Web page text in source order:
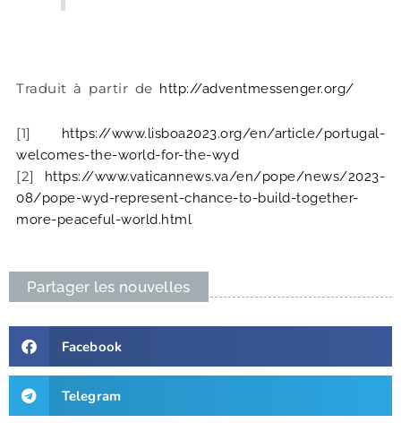
Traduit à partir de http://adventmessenger.org/
[1]
https://www.lisboa2023.org/en/article/portugal-
welcomes-the-world-for-the-wyd
[2]
https://www.vaticannews.va/en/pope/news/2023-
08/pope-wyd-represent-chance-to-build-together-
more-peaceful-world.html
Partager les nouvelles
Facebook
Telegram